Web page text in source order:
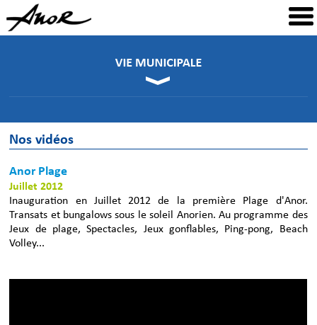
Nos vidéos
Anor Plage
Juillet 2012
Inauguration en Juillet 2012 de la première Plage d'Anor.
Transats et bungalows sous le soleil Anorien. Au programme des
Jeux de plage, Spectacles, Jeux gonflables, Ping-pong, Beach
Volley...